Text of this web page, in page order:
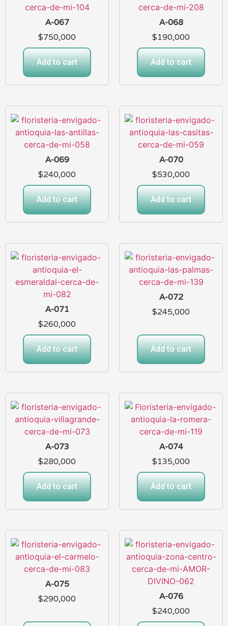
A-067
$750,000
Add to cart
A-068
$190,000
Add to cart
A-069
$240,000
Add to cart
A-070
$530,000
Add to cart
A-071
$260,000
Add to cart
A-072
$245,000
Add to cart
A-073
$280,000
Add to cart
A-074
$135,000
Add to cart
A-075
$290,000
A-076
$240,000